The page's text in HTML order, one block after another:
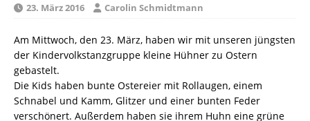
23. März 2016 Carolin Schmidtmann
Am Mittwoch, den 23. März, haben wir mit unseren jüngsten
der Kindervolkstanzgruppe kleine Hühner zu Ostern
gebastelt.
Die Kids haben bunte Ostereier mit Rollaugen, einem
Schnabel und Kamm, Glitzer und einer bunten Feder
verschönert. Außerdem haben sie ihrem Huhn eine grüne